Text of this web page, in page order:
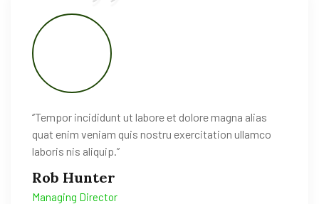
‘’Tempor incididunt ut labore et dolore magna alias
quat enim veniam quis nostru exercitation ullamco
laboris nis aliquip.’’
Rob Hunter
Managing Director